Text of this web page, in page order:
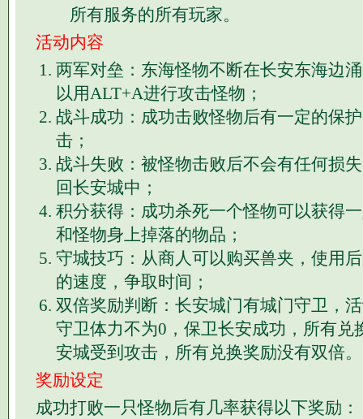
所有服务的所有玩家。
活动内容
两军对垒：东海怪物不断在长安东海边
以用ALT+A进行攻击怪物；
战斗成功：成功击败怪物后有一定的保
击；
战斗失败：被怪物击败后不会有任何损
回长安城中；
积分获得：成功杀死一个怪物可以获得
和怪物身上掉落的物品；
守城技巧：从商人可以购买兽夹，使用
的速度，争取时间；
双倍奖励判断：长安城门有城门守卫，
守卫体力不为0，保卫长安成功，所有兑
安城受到攻击，所有兑换奖励没有双倍。
奖励设定
成功打败一只怪物后有几率获得以下奖励：